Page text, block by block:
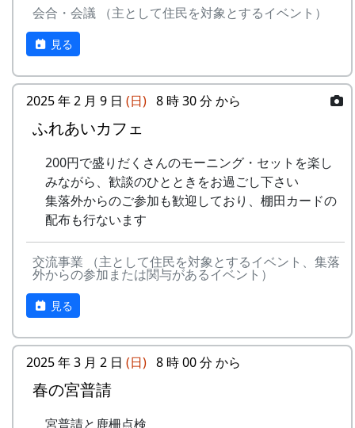
- HCORPORATION(II)
5
メシアとポン四郎バ
ンド
棚⽥の
イネに
1999 2002
-
メシアとポン四郎バ
の⾥へ
メシアとポン四郎バ
ンド
⽔と太
で
1999 2001
6 MASA BAND
この町
1999 2000
⾵〜棚
⽥'99〜
- MASA BAND
募集
期間
2024年10月1日 ～ 2025年2月29日
応募
方法
下記フォームから応募してください
応募
一人3点までとします。一点ずつ別々
応募
作品
の要
日本国内の棚田地域を対象としたもの
で、2021年4月1日以降に撮影され、未
発表のもの
審査
棚田学会内に審査委員会を設け、公正
に審査します
賞品
与します
入賞
作品
・棚田学会2025年度棚田学会総会
（2025年8月予定）で発表します。
2024-09-08 ふれあいカフェ
2024-10-13 ふれあいカフェ
スタンプの台帳 = まるごとガイド
スタンプラリーでは、『まるごとガイド』をスタ
ンプ台帳として使います。
「棚田の里 岩座神」は 69 ページ、No. 173 で
す。
スタンプラリー
正式なスタンプラリーには、アナログ5コース、
デジタル3コースがあり、達成した人には以下の
特典があたえられます。
抽選で3名様に「博物館セット」
達成者にもれなく「コンプリート賞」
特別展マグネット（5個セット）
ガチャ1回チャレンジ
詳しくは 北はりま田園空間博物館 特別展＞スタ
会合・会議 （主として住民を対象とするイベント）
見る
2025 年 2 月 9 日 (日) 8 時 30 分 から
ふれあいカフェ
200円で盛りだくさんのモーニング・セットを楽し
みながら、歓談のひとときをお過ごし下さい
集落外からのご参加も歓迎しており、棚田カードの
配布も行ないます
交流事業 （主として住民を対象とするイベント、集落
外からの参加または関与があるイベント）
見る
2025 年 3 月 2 日 (日) 8 時 00 分 から
春の宮普請
宮普請と鹿柵点検